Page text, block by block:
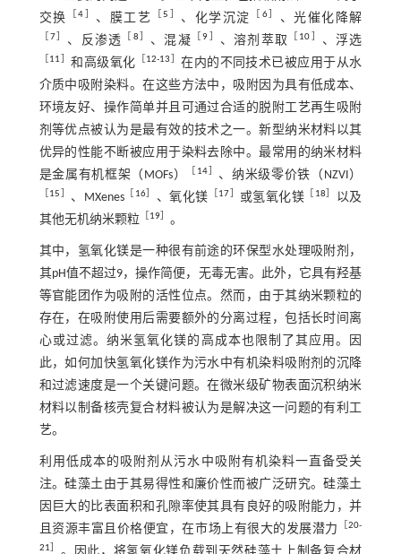
交换
［4 、膜工艺 ［5 、化学沉淀 6］ 、光催化降解
7］ 、反渗透 8 、混凝 ［9 、溶剂萃取 10 、浮选
11 ］和高级氧化 12-13 ］在内的不同技术已被应用于从水
介质中吸附染料。在这些方法中，吸附因为具有低成本、
环境友好、操作简单并且可通过合适的脱附工艺再生吸附
剂等优点被认为是最有效的技术之一。新型纳米材料以其
优异的性能不断被应用于染料去除中。最常用的纳米材料
是金属有机框架（MOFs）
14 、纳米级零价铁（NZVI）
15 、MXenes［ 16］ 、氧化镁 17 或氢氧化镁 18
以及
其他无机纳米颗粒
19］ 。
其中，氢氧化镁是一种很有前途的环保型水处理吸附剂，
其pH值不超过9，操作简便，无毒无害。此外，它具有羟基
等官能团作为吸附的活性位点。然而，由于其纳米颗粒的
存在，在吸附使用后需要额外的分离过程，包括长时间离
心或过滤。纳米氢氧化镁的高成本也限制了其应用。因
此，如何加快氢氧化镁作为污水中有机染料吸附剂的沉降
和过滤速度是一个关键问题。在微米级矿物表面沉积纳米
材料以制备核壳复合材料被认为是解决这一问题的有利工
艺。
利用低成本的吸附剂从污水中吸附有机染料一直备受关
注。硅藻土由于其易得性和廉价性而被广泛研究。硅藻土
因巨大的比表面积和孔隙率使其具有良好的吸附能力，并
且资源丰富且价格便宜，在市场上有很大的发展潜力
［20-
21